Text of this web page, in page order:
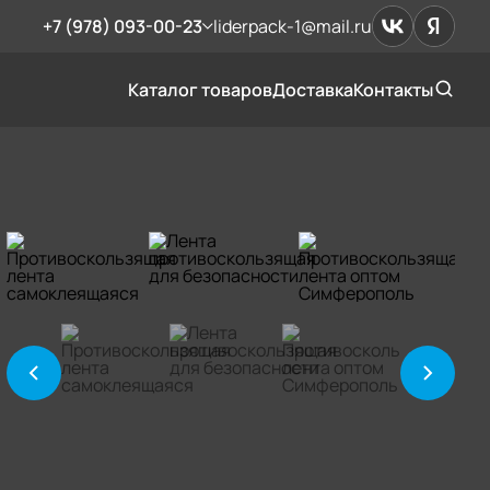
+7 (978) 093-00-23 liderpack-1@mail.ru
Каталог товаровДоставкаКонтакты